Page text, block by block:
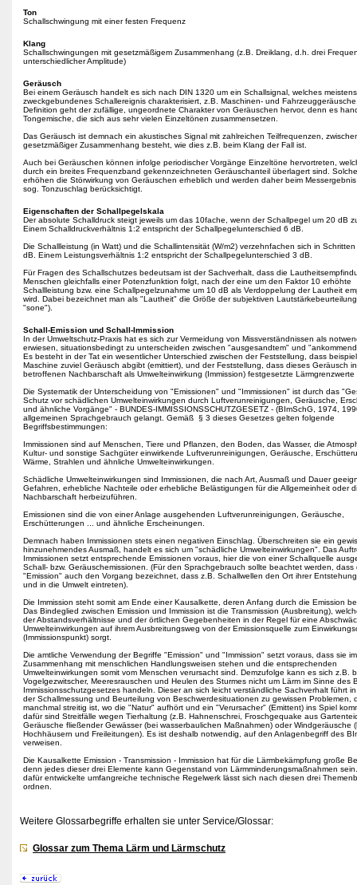
Ton
Schallschwingung mit einer festen Frequenz
Klang
Schallschwingungen mit gesetzmäßigem Zusammenhang (z.B. Dreiklang, d.h. drei
unterschiedlicher Amplitude)
Geräusch
Bei einem Geräusch handelt es sich nach DIN 1320 um ein Schallsignal, welches
zweckgebundenes Schallereignis charakterisiert, z.B. Maschinen- und
Definition geht der zufällige, ungeordnete Charakter von Geräuschen hervor, denn es
Tongemische, die sich aus sehr vielen Einzeltönen zusammensetzen.
Das Geräusch ist demnach ein akustisches Signal mit zahlreichen Teilfrequenzen,
gesetzmäßiger Zusammenhang besteht, wie dies z.B. beim Klang der Fall ist.
Auch bei Geräuschen können infolge periodischer Vorgänge Einzeltöne hervortreten,
durch ein breites Frequenzband gekennzeichneten Geräuschanteil überlagert sind.
erhöhen die Störwirkung von Geräuschen erheblich und werden daher beim
sog. Tonzuschlag berücksichtigt.
Eigenschaften der Schallpegelskala
Der absolute Schalldruck steigt jeweils um das 10fache, wenn der Schallpegel um 20 dB
Einem Schalldruckverhältnis 1:2 entspricht der Schallpegelunterschied 6 dB.
Die Schallleistung (in Watt) und die Schallintensität (W/m2) verzehnfachen sich in
dB. Einem Leistungsverhältnis 1:2 entspricht der Schallpegelunterschied 3 dB.
Für Fragen des Schallschutzes bedeutsam ist der Sachverhalt, dass die
Menschen gleichfalls einer Potenzfunktion folgt, nach der eine um den Faktor 10 erhöhte
Schallleistung bzw. eine Schallpegelzunahme um 10 dB als Verdoppelung der Lautheit
wird. Dabei bezeichnet man als "Lautheit" die Größe der subjektiven
"sone").
Schall-Emission und Schall-Immission
In der Umweltschutz-Praxis hat es sich zur Vermeidung von Missverständnissen als
erwiesen, situationsbedingt zu unterscheiden zwischen "ausgesandtem" und
Es besteht in der Tat ein wesentlicher Unterschied zwischen der Feststellung, dass
Maschine zuviel Geräusch abgibt (emittiert), und der Feststellung, dass dieses Geräusch
betroffenen Nachbarschaft als Umwelteinwirkung (Immission) festgesetzte
Die Systematik der Unterscheidung von "Emissionen" und "Immissionen" ist durch das
Schutz vor schädlichen Umwelteinwirkungen durch Luftverunreinigungen, Geräusche,
und ähnliche Vorgänge" - BUNDES-IMMISSIONSSCHUTZGESETZ - (BImSchG, 1974,
allgemeinen Sprachgebrauch gelangt. Gemäß § 3 dieses Gesetzes gelten folgende
Begriffsbestimmungen:
Immissionen sind auf Menschen, Tiere und Pflanzen, den Boden, das Wasser, die
Kultur- und sonstige Sachgüter einwirkende Luftverunreinigungen, Geräusche,
Wärme, Strahlen und ähnliche Umwelteinwirkungen.
Schädliche Umwelteinwirkungen sind Immissionen, die nach Art, Ausmaß und Dauer
Gefahren, erhebliche Nachteile oder erhebliche Belästigungen für die Allgemeinheit oder
Nachbarschaft herbeizuführen.
Emissionen sind die von einer Anlage ausgehenden Luftverunreinigungen, Geräusche,
Erschütterungen ... und ähnliche Erscheinungen.
Demnach haben Immissionen stets einen negativen Einschlag. Überschreiten sie ein
hinzunehmendes Ausmaß, handelt es sich um "schädliche Umwelteinwirkungen". Das
Immissionen setzt entsprechende Emissionen voraus, hier die von einer Schallquelle
Schall- bzw. Geräuschemissionen. (Für den Sprachgebrauch sollte beachtet werden, dass
"Emission" auch den Vorgang bezeichnet, dass z.B. Schallwellen den Ort ihrer
und in die Umwelt eintreten).
Die Immission steht somit am Ende einer Kausalkette, deren Anfang durch die Emission
Das Bindeglied zwischen Emission und Immission ist die Transmission (Ausbreitung),
der Abstandsverhältnisse und der örtlichen Gegebenheiten in der Regel für eine
Umwelteinwirkungen auf ihrem Ausbreitungsweg von der Emissionsquelle zum
(Immissionspunkt) sorgt.
Die amtliche Verwendung der Begriffe "Emission" und "Immission" setzt voraus, dass sie im
Zusammenhang mit menschlichen Handlungsweisen stehen und die entsprechenden
Umwelteinwirkungen somit vom Menschen verursacht sind. Demzufolge kann es sich z.B.
Vogelgezwitscher, Meeresrauschen und Heulen des Sturmes nicht um Lärm im Sinne des
Immissionsschutzgesetzes handeln. Dieser an sich leicht verständliche Sachverhalt führt
der Schallmessung und Beurteilung von Beschwerdesituationen zu gewissen Problemen,
manchmal streitig ist, wo die "Natur" aufhört und ein "Verursacher" (Emittent) ins Spiel
dafür sind Streitfälle wegen Tierhaltung (z.B. Hahnenschrei, Froschgequake aus
Geräusche fließender Gewässer (bei wasserbaulichen Maßnahmen) oder Windgeräusche
Hochhäusern und Freileitungen). Es ist deshalb notwendig, auf den Anlagenbegriff des
verweisen.
Die Kausalkette Emission - Transmission - Immission hat für die Lärmbekämpfung große
denn jedes dieser drei Elemente kann Gegenstand von Lärmminderungsmaßnahmen
dafür entwickelte umfangreiche technische Regelwerk lässt sich nach diesen drei
ordnen.
Weitere Glossarbegriffe erhalten sie unter Service/Glossar:
Glossar zum Thema Lärm und Lärmschutz